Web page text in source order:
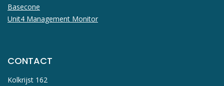
Basecone
Unit4 Management Monitor
CONTACT
Kolkrijst 162